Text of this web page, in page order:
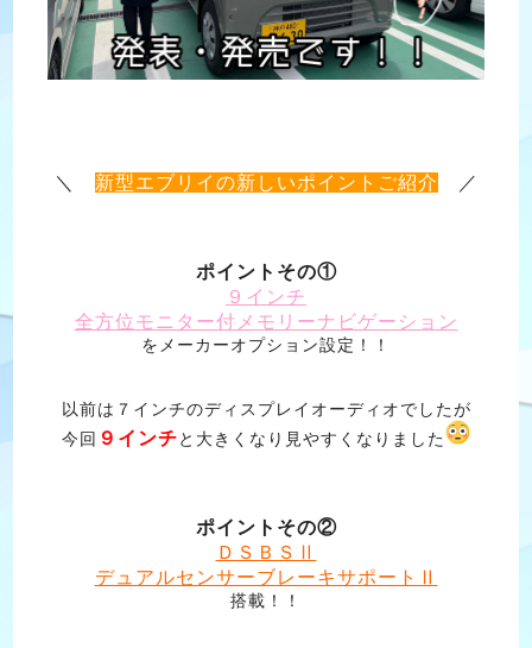
＼ 新型エブリイの新しいポイントご紹介 ／
ポイントその①
９インチ
全方位モニター付メモリーナビゲーション
をメーカーオプション設定！！
以前は７インチのディスプレイオーディオでしたが
今回 ９インチと大きくなり見やすくなりました
ポイントその②
ＤＳＢＳⅡ
デュアルセンサーブレーキサポートⅡ
搭載！！